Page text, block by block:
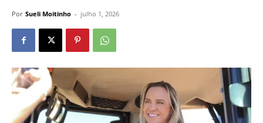
Por Sueli Moitinho - julho 1, 2026